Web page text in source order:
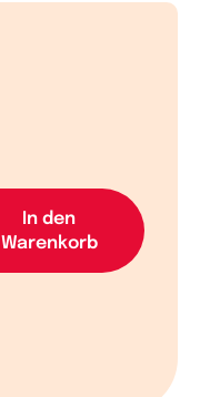
In den
Warenkorb